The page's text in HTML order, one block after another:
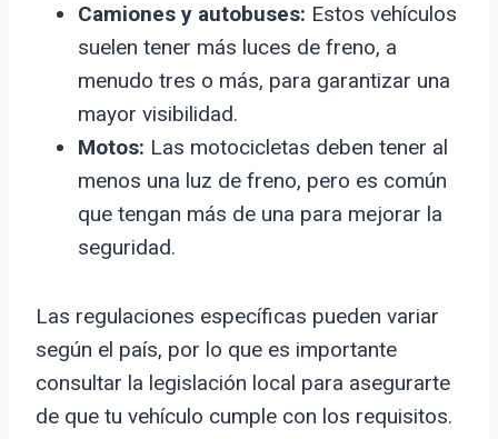
Camiones y autobuses: Estos vehículos
suelen tener más luces de freno, a
menudo tres o más, para garantizar una
mayor visibilidad.
Motos: Las motocicletas deben tener al
menos una luz de freno, pero es común
que tengan más de una para mejorar la
seguridad.
Las regulaciones específicas pueden variar
según el país, por lo que es importante
consultar la legislación local para asegurarte
de que tu vehículo cumple con los requisitos.